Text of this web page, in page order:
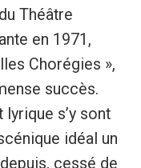
Théâtre
en 1971,
Chorégies »,
succès.
s’y sont
idéal un
cessé de